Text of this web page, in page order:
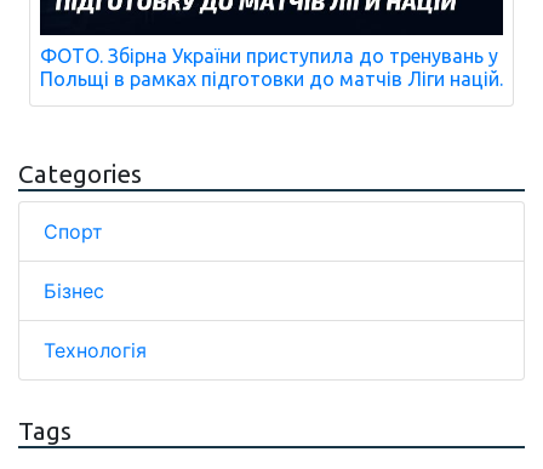
ФОТО. Збірна України приступила до тренувань у
Польщі в рамках підготовки до матчів Ліги націй.
Categories
Спорт
Бізнес
Технологія
Tags